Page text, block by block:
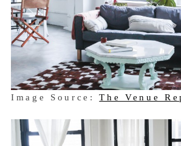
Image Source:The Venue